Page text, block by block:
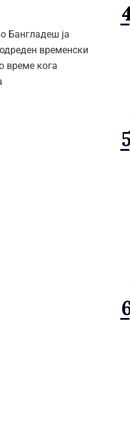
Бангладеш ја
временски
време кога